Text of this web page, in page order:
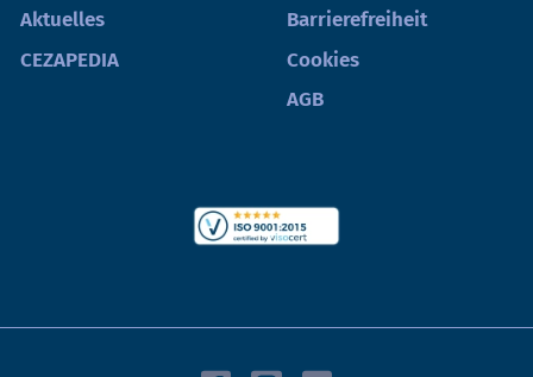
Aktuelles
CEZAPEDIA
Barrierefreiheit
Cookies
AGB